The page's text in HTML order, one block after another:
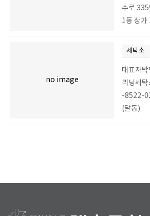
수로
1동 상가
no image
세탁소
대표자
리닝세
-8522-
(달동)